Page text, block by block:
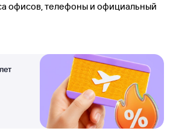
офисов, телефоны и официальный